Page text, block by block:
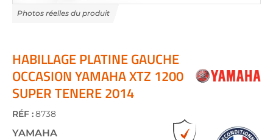
the
beginning
of
the
images
gallery
HABILLAGE PLATINE GAUCHE
OCCASION YAMAHA XTZ 1200
SUPER TENERE 2014
RÉF :8738
YAMAHA